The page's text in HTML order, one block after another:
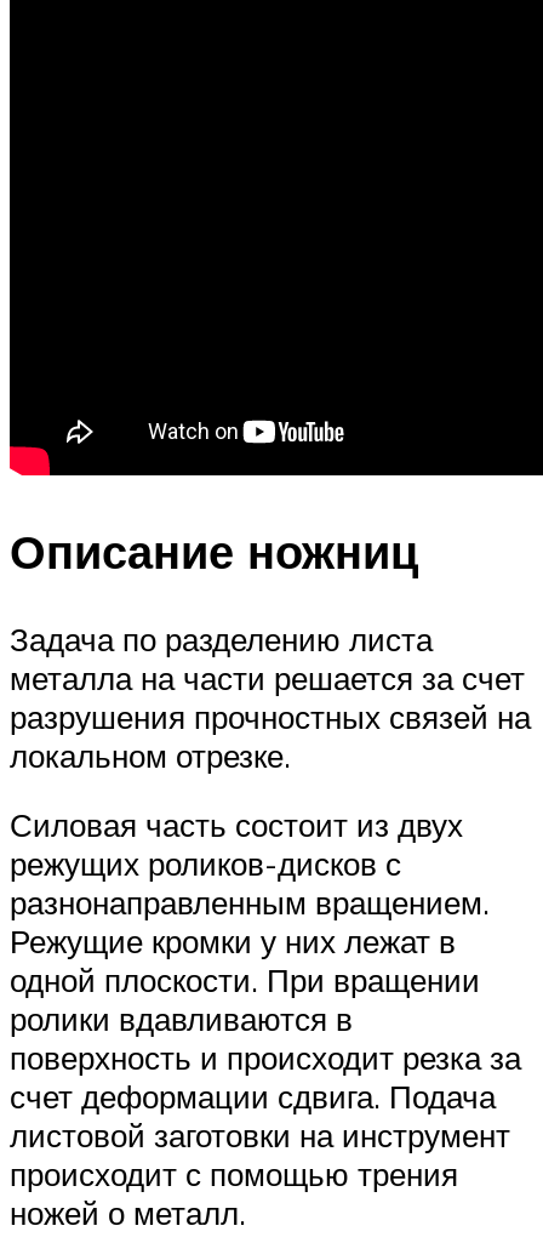
Описание ножниц
Задача по разделению листа
металла на части решается за счет
разрушения прочностных связей на
локальном отрезке.
Силовая часть состоит из двух
режущих роликов-дисков с
разнонаправленным вращением.
Режущие кромки у них лежат в
одной плоскости. При вращении
ролики вдавливаются в
поверхность и происходит резка за
счет деформации сдвига. Подача
листовой заготовки на инструмент
происходит с помощью трения
ножей о металл.